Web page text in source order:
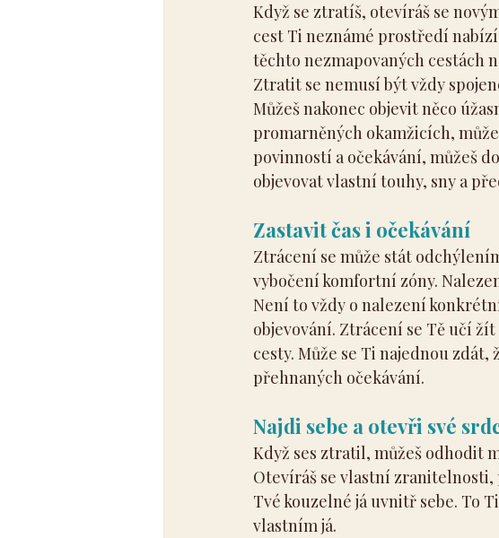
Když se ztratíš, otevíráš se
cest Ti neznámé prostředí
těchto nezmapovaných cestách
Ztratit se nemusí být vždy
Můžeš nakonec objevit něco
promarněných okamžicích,
povinností a očekávání, můžeš
objevovat vlastní touhy, sny a
Zastavit čas i očekávání
Ztrácení se může stát
vybočení komfortní zóny.
Není to vždy o nalezení
objevování. Ztrácení se Tě učí
cesty. Může se Ti najednou zdát,
přehnaných očekávání.
Najdi sebe a otevři své
Když ses ztratil, můžeš odhodit
Otevíráš se vlastní zranitelnosti,
Tvé kouzelné já uvnitř sebe. To
vlastním já.